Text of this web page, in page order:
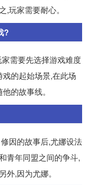
,玩家需要耐心。
?
需要先选择游戏难度
的起始场景,在此场
的故事线。
因的故事后,尤娜设法
青年同盟之间的争斗,
外,因为尤娜。